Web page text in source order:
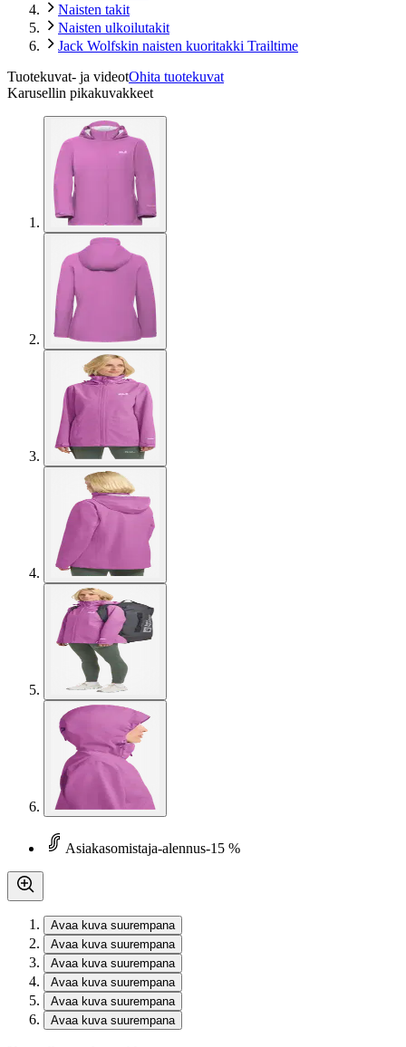
Naisten takit
Naisten ulkoilutakit
Jack Wolfskin naisten kuoritakki Trailtime
Tuotekuvat- ja videotOhita tuotekuvat
Karusellin pikakuvakkeet
Asiakasomistaja-alennus-15 %
Avaa kuva suurempana
Avaa kuva suurempana
Avaa kuva suurempana
Avaa kuva suurempana
Avaa kuva suurempana
Avaa kuva suurempana